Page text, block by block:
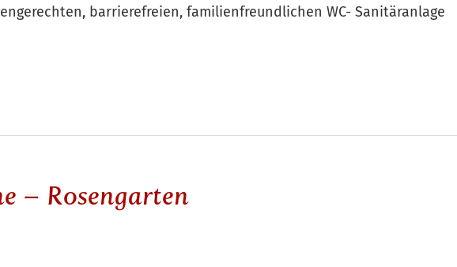
barrierefreien, familienfreundlichen WC- Sanitäranlage
– Rosengarten